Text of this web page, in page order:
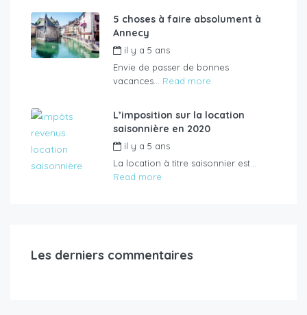
5 choses à faire absolument à
Annecy
il y a 5 ans
Envie de passer de bonnes
vacances... Read more
L’imposition sur la location
saisonnière en 2020
il y a 5 ans
La location à titre saisonnier est...
Read more
Les derniers commentaires